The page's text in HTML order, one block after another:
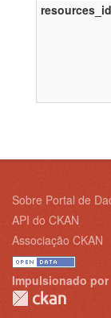
Sobre Portal de
API do CKAN
Associação CKAN
Impulsionado por